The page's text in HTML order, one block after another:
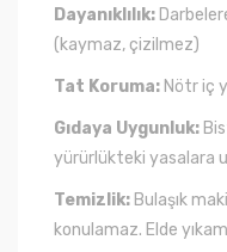
Dayanıklılık:
(kaymaz, çizilmez)
Tat Koruma: Nötr iç
Gıdaya Uygunluk:
yürürlükteki yasalara
Temizlik: Bulaşık
konulamaz. Elde